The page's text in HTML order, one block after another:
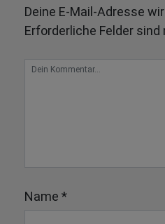
Deine E-Mail-Adresse
Erforderliche Felder sind
Name *